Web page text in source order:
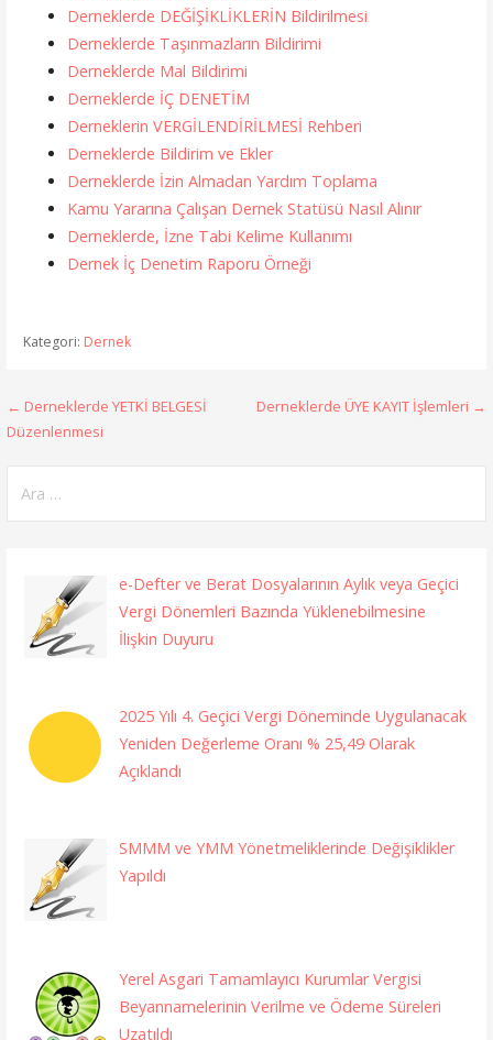
Derneklerde DEĞİŞİKLİKLERİN Bildirilmesi
Derneklerde Taşınmazların Bildirimi
Derneklerde Mal Bildirimi
Derneklerde İÇ DENETİM
Derneklerin VERGİLENDİRİLMESİ Rehberi
Derneklerde Bildirim ve Ekler
Derneklerde İzin Almadan Yardım Toplama
Kamu Yararına Çalışan Dernek Statüsü Nasıl Alınır
Derneklerde, İzne Tabi Kelime Kullanımı
Dernek İç Denetim Raporu Örneği
Kategori: Dernek
Yazı
← Derneklerde YETKİ BELGESİ
Düzenlenmesi
Derneklerde ÜYE KAYIT İşlemleri →
e-Defter ve Berat Dosyalarının Aylık veya Geçici
Vergi Dönemleri Bazında Yüklenebilmesine
İlişkin Duyuru
2025 Yılı 4. Geçici Vergi Döneminde Uygulanacak
Yeniden Değerleme Oranı % 25,49 Olarak
Açıklandı
SMMM ve YMM Yönetmeliklerinde Değişiklikler
Yapıldı
Yerel Asgari Tamamlayıcı Kurumlar Vergisi
Beyannamelerinin Verilme ve Ödeme Süreleri
Uzatıldı